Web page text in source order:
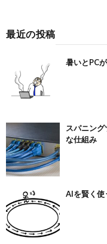
最近の投稿
暑いとPC
スパニン
な仕組み
AIを賢く使